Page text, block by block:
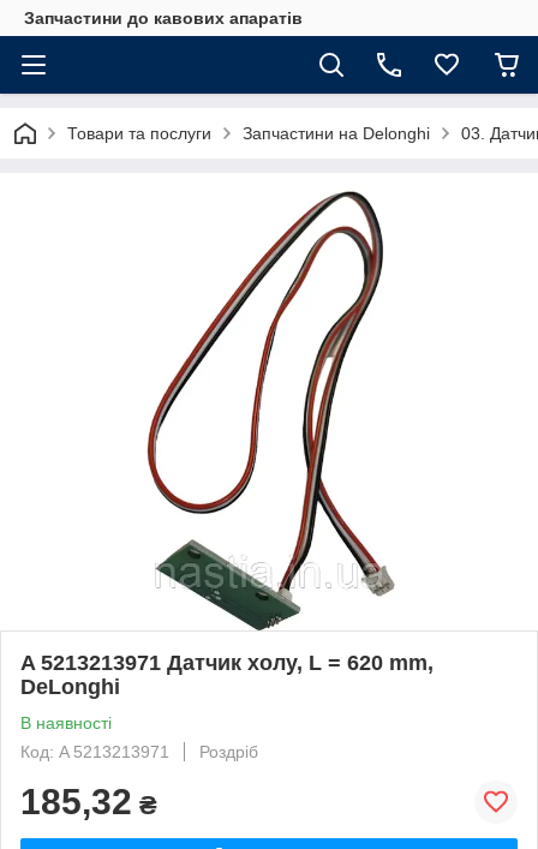
Запчастини до кавових апаратів
Товари та послуги Запчастини на Delonghi 03.
A 5213213971 Датчик холу, L = 620 mm,
DeLonghi
В наявності
Код: A 5213213971
Роздріб
185,32 ₴